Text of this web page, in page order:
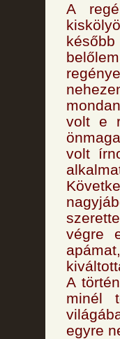
A
volt e
volt
végre
A
minél
egyre